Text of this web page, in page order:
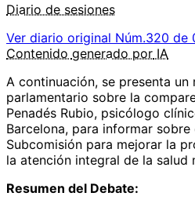
Diario de sesiones
Ver diario original Núm.320 de
Contenido generado por IA
A continuación, se presenta un
parlamentario sobre la
Penadés Rubio, psicólogo
Barcelona, para informar
Subcomisión para mejorar la
la atención integral de la salud
Resumen del Debate: